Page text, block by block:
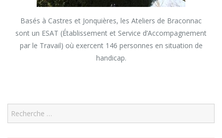
Basés à Castres et Jonquières, les Ateliers de Braconnac
sont un ESAT (Établissement et Service d’Accompagnement
par le Travail) où exercent 146 personnes en situation de
handicap.
Search